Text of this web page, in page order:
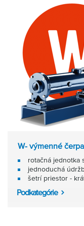
W- výmenné
rotačná jednotka
jednoduchá
šetrí priestor -
Podkategórie